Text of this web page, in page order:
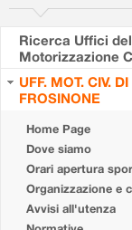
Ricerca Uffici
Motorizzazione
UFF. MOT. CIV. DI
FROSINONE
Home Page
Dove siamo
Orari apertura
Organizzazione e
Avvisi all'utenza